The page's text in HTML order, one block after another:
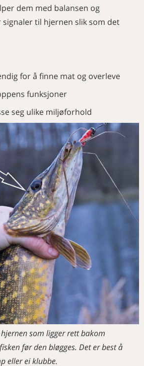
dem med balansen og
til hjernen slik som det
for å finne mat og overleve
funksjoner
seg ulike miljøforhold
som ligger rett bakom
før den bløgges. Det er best å
eller ei klubbe.